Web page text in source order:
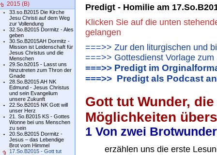
2015 (B)
33.so.B2015 Die Kirche
Jesu Christi auf dem Weg
zur Vollendung
32.So.B2015 Dormitz - Ales
geben
30.So.B2015AH Dormitz -
Mission ist Leidenschaft für
Jesus Christus und die
Menschen
29.So.b2015 - Lasst uns
hinzutreten zum Thron der
Gnade
28.So.B2015 AH NK
Edmund - Jesus Christus
und sein Evangelium
unsere Zukunft
22.So.B2015 NK Gott will
unser Herz
21. So.B2015 KS - Gottes
Wonne bei uns Menschen
zu sein
20.So.B2015 Dormitz -
Jesus – das Lebendige
Brot vom Himmel
17.So.B2015 - Gott tut
Predigt - Homilie am
Klicken Sie auf die unten
gelangen
===>> Zur den liturgischen und
===>> Gottesdienst Vorlage
===>> Predigt im
===>> Predigt als Podcast
Gott tut Wunder,
Möglichkeiten
1 Von zwei
erzählen uns die erste